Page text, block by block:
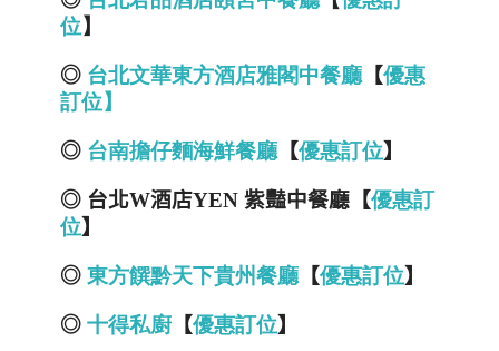
位】
◎ 台北文華東方酒店雅閣中餐廳【優惠
訂位】
◎ 台南擔仔麵海鮮餐廳【優惠訂位】
◎ 台北W酒店YEN 紫豔中餐廳【優惠訂
位】
◎ 東方饌黔天下貴州餐廳【優惠訂位】
◎ 十得私廚 【優惠訂位】